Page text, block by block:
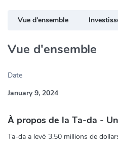
Vue d'ensemble
Vue d'ensemble
Date
January 9, 2024
À propos de la Ta-da -
Ta-da a levé 3.50 millions de